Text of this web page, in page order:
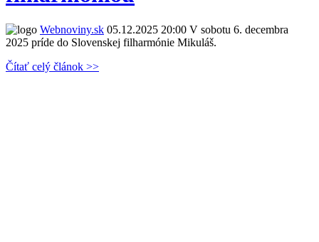
Webnoviny.sk 05.12.2025 20:00 V sobotu 6. decembra
2025 príde do Slovenskej filharmónie Mikuláš.
Čítať celý článok >>